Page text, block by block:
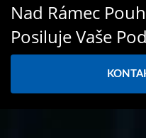
Nad Rámec
Posiluje Vaše